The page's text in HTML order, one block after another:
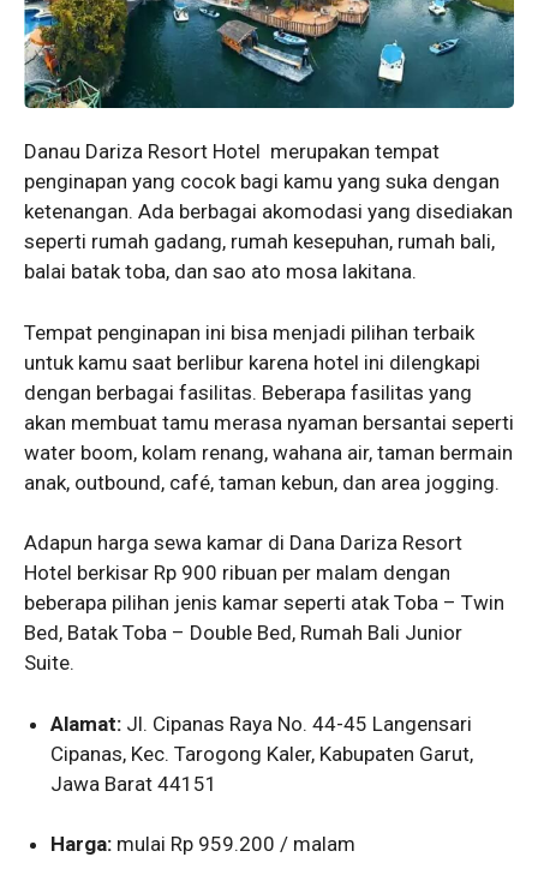
Danau Dariza Resort Hotel merupakan tempat
penginapan yang cocok bagi kamu yang suka dengan
ketenangan. Ada berbagai akomodasi yang disediakan
seperti rumah gadang, rumah kesepuhan, rumah bali,
balai batak toba, dan sao ato mosa lakitana.
Tempat penginapan ini bisa menjadi pilihan terbaik
untuk kamu saat berlibur karena hotel ini dilengkapi
dengan berbagai fasilitas. Beberapa fasilitas yang
akan membuat tamu merasa nyaman bersantai seperti
water boom, kolam renang, wahana air, taman bermain
anak, outbound, café, taman kebun, dan area jogging.
Adapun harga sewa kamar di Dana Dariza Resort
Hotel berkisar Rp 900 ribuan per malam dengan
beberapa pilihan jenis kamar seperti atak Toba – Twin
Bed, Batak Toba – Double Bed, Rumah Bali Junior
Suite.
Alamat: Jl. Cipanas Raya No. 44-45 Langensari
Cipanas, Kec. Tarogong Kaler, Kabupaten Garut,
Jawa Barat 44151
Harga: mulai Rp 959.200 / malam